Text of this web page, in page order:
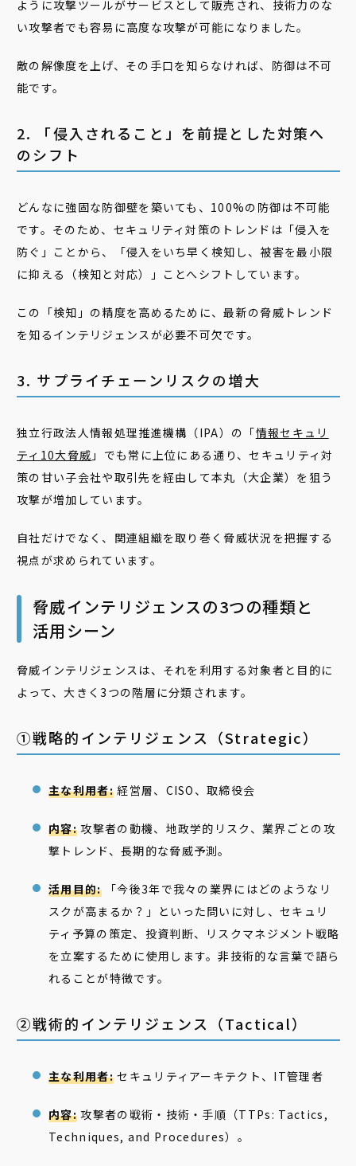
ように攻撃ツールがサービスとして販売され、技術力のな
い攻撃者でも容易に高度な攻撃が可能になりました。
敵の解像度を上げ、その手口を知らなければ、防御は不可
能です。
2. 「侵入されること」を前提とした対策へ
のシフト
どんなに強固な防御壁を築いても、100%の防御は不可能
です。そのため、セキュリティ対策のトレンドは「侵入を
防ぐ」ことから、「侵入をいち早く検知し、被害を最小限
に抑える（検知と対応）」ことへシフトしています。
この「検知」の精度を高めるために、最新の脅威トレンド
を知るインテリジェンスが必要不可欠です。
3. サプライチェーンリスクの増大
独立行政法人情報処理推進機構（IPA）の「情報セキュリ
ティ10大脅威 」でも常に上位にある通り、セキュリティ対
策の甘い子会社や取引先を経由して本丸（大企業）を狙う
攻撃が増加しています。
自社だけでなく、関連組織を取り巻く脅威状況を把握する
視点が求められています。
脅威インテリジェンスの3つの種類と
活用シーン
脅威インテリジェンスは、それを利用する対象者と目的に
よって、大きく3つの階層に分類されます。
①戦略的インテリジェンス（Strategic）
主な利用者:経営層、CISO、取締役会
内容:攻撃者の動機、地政学的リスク、業界ごとの攻
撃トレンド、長期的な脅威予測。
活用目的:「今後3年で我々の業界にはどのようなリ
スクが高まるか？」といった問いに対し、セキュリ
ティ予算の策定、投資判断、リスクマネジメント戦略
を立案するために使用します。非技術的な言葉で語ら
れることが特徴です。
②戦術的インテリジェンス（Tactical）
主な利用者:セキュリティアーキテクト、IT管理者
内容:攻撃者の戦術・技術・手順（TTPs: Tactics,
Techniques, and Procedures）。